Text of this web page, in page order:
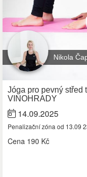
Nikola
Jóga pro pevný střed
VINOHRADY
14.09.2025
Penalizační zóna od 13.09
Cena 190 Kč